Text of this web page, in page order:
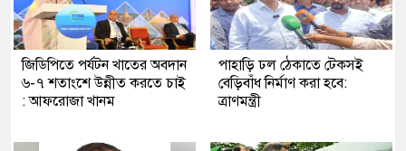
জিডিপিতে পর্যটন খাতের অবদান
৬-৭ শতাংশে উন্নীত করতে চাই
: আফরোজা খানম
পাহাড়ি ঢল ঠেকাতে টেকসই
বেড়িবাঁধ নির্মাণ করা হবে:
ত্রাণমন্ত্রী